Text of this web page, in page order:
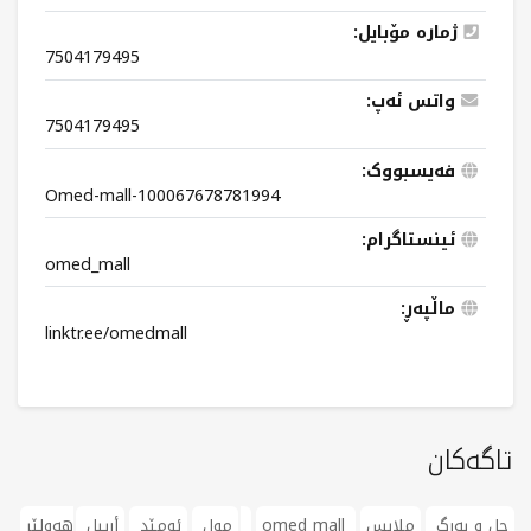
ژمارە مۆبایل:
7504179495
واتس ئەپ:
7504179495
فەیسبووک:
Omed-mall-100067678781994
ئینستاگرام:
omed_mall
ماڵپەڕ:
linktr.ee/omedmall
تاگەکان